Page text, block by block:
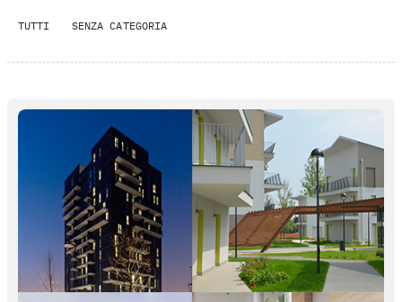
TUTTI SENZA CATEGORIA